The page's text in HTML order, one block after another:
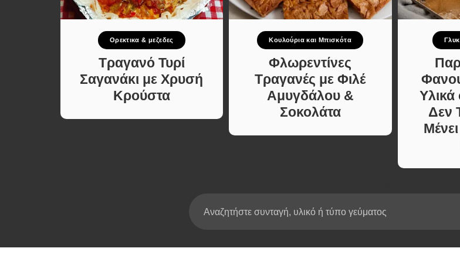
Κυρίως πιάτο
Κρέας
Ζυμαρικά
Σαλάτες
Σνακ
Σούπες και Φαγητά
Κατσαρόλας
Σούπες και Φαγητά
Χορτοφαγικές
Συνταγές Μελών
Ορεκτικα & μεζεδες
Τραγανό Τυρί
Σαγανάκι με Χρυσή
Κρούστα
Κουλούρια και Μπισκότα
Φλωρεντίνες
Τραγανές με Φιλέ
Αμυγδάλου &
Σοκολάτα
Υλικά
Δεν